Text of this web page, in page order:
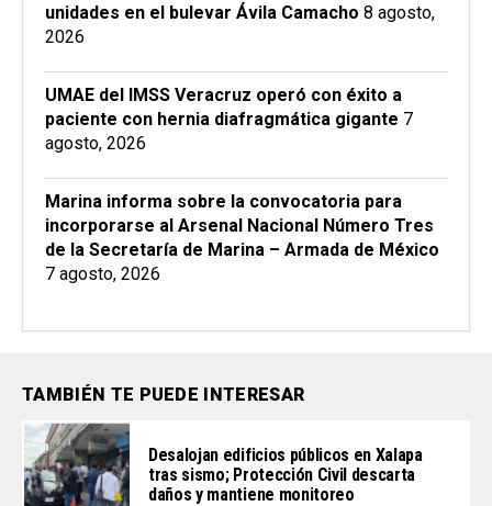
unidades en el bulevar Ávila Camacho 8 agosto,
2026
UMAE del IMSS Veracruz operó con éxito a
paciente con hernia diafragmática gigante 7
agosto, 2026
Marina informa sobre la convocatoria para
incorporarse al Arsenal Nacional Número Tres
de la Secretaría de Marina – Armada de México
7 agosto, 2026
TAMBIÉN TE PUEDE INTERESAR
Desalojan edificios públicos en Xalapa
tras sismo; Protección Civil descarta
daños y mantiene monitoreo